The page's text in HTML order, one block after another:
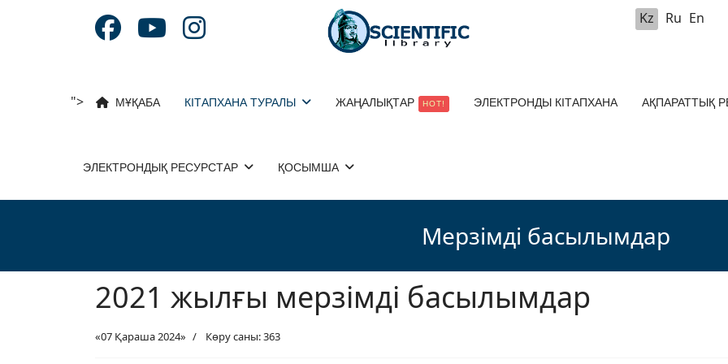
Kz Ru En
"> МҰҚАБА КІТАПХАНА ТУРАЛЫ ЖАҢАЛЫҚТАР HOT! ЭЛЕКТРОНДЫ КІТАПХАНА АҚПАРАТТЫҚ
ЭЛЕКТРОНДЫҚ РЕСУРСТАР ҚОСЫМША
Мерзімді басылымдар
2021 жылғы мерзімді басылымдар
«07 Қараша 2024» Көру саны: 363